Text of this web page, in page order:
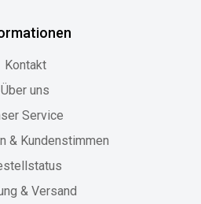
Kontakt
Über uns
Service
& Kundenstimmen
& Versand